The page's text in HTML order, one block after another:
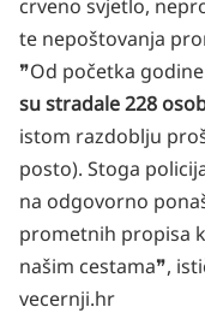
crveno svjetlo,
te nepoštovanja
❞Od početka
su stradale 228
istom razdoblju
posto). Stoga
na odgovorno
prometnih propisa
našim cestama❞,
vecernji.hr